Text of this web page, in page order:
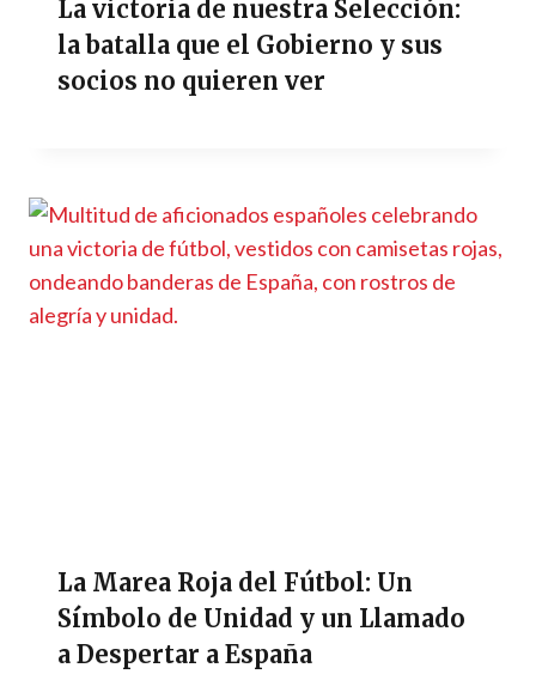
La victoria de nuestra Selección:
la batalla que el Gobierno y sus
socios no quieren ver
La Marea Roja del Fútbol: Un
Símbolo de Unidad y un Llamado
a Despertar a España